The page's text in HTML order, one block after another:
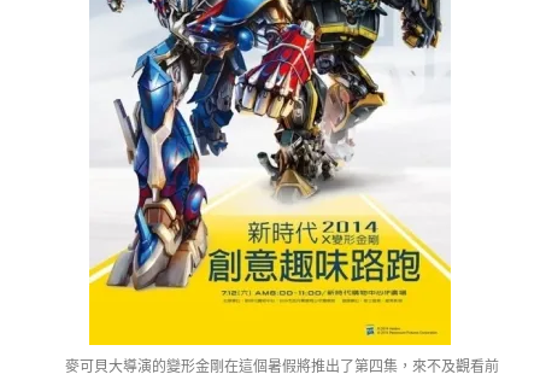
麥可貝大導演的變形金剛在這個暑假將推出了第四集，來不及觀看前